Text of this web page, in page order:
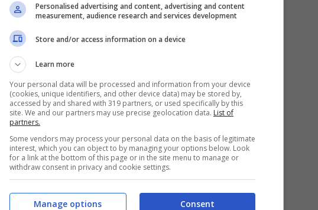
Zona Euro tramite l’Indice Eurostat. Sono
di proteggere l’investimento dall’aumento
a partire dal 26 settembre,
è pubblicato il comunicato stampa numero 166 del
Personalised advertising and content, advertising and content
measurement, audience research and services development
Store and/or access information on a device
Learn more
Your personal data will be processed and information from your device
(cookies, unique identifiers, and other device data) may be stored by,
accessed by and shared with 319 partners, or used specifically by this
site. We and our partners may use precise geolocation data. List of
partners.
Some vendors may process your personal data on the basis of legitimate
interest, which you can object to by managing your options below. Look
for a link at the bottom of this page or in the site menu to manage or
withdraw consent in privacy and cookie settings.
Consent
Manage options